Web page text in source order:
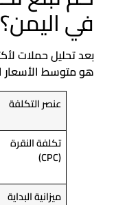
في اليمن؟
هو متوسط الأسعار
عنصر التكلفة
تكلفة النقرة
(CPC)
ميزانية البداية